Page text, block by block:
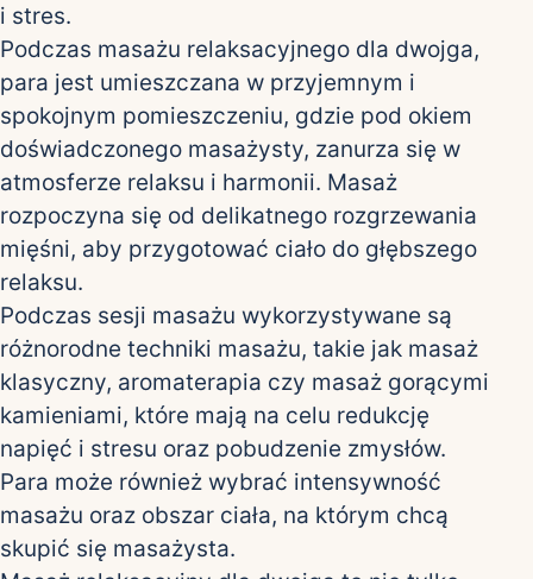
i stres.
Podczas masażu relaksacyjnego dla dwojga,
para jest umieszczana w przyjemnym i
spokojnym pomieszczeniu, gdzie pod okiem
doświadczonego masażysty, zanurza się w
atmosferze relaksu i harmonii. Masaż
rozpoczyna się od delikatnego rozgrzewania
mięśni, aby przygotować ciało do głębszego
relaksu.
Podczas sesji masażu wykorzystywane są
różnorodne techniki masażu, takie jak masaż
klasyczny, aromaterapia czy masaż gorącymi
kamieniami, które mają na celu redukcję
napięć i stresu oraz pobudzenie zmysłów.
Para może również wybrać intensywność
masażu oraz obszar ciała, na którym chcą
skupić się masażysta.